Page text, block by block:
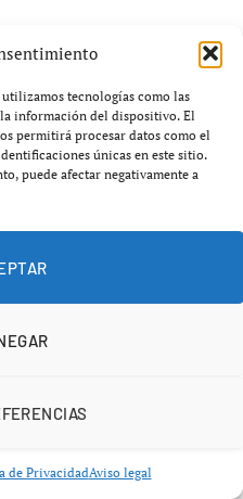
tecnologías como las
información del dispositivo. El
permitirá procesar datos como el
únicas en este sitio.
puede afectar negativamente a
de PrivacidadAviso legal
presente de Apple, pero sí
mismo ritmo de
.
allá de una
no es solo una cuestión
estratégica:
más profunda?
que visionario en